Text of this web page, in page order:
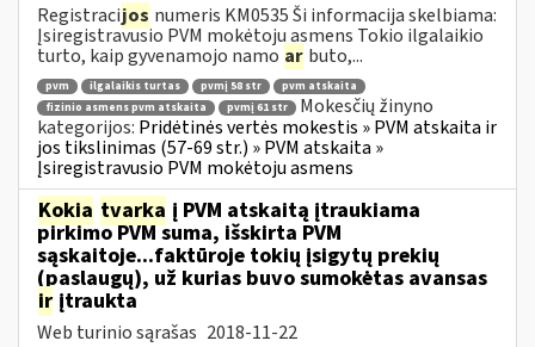
Registracijos numeris KM0535 Ši informacija skelbiama:
Įsiregistravusio PVM mokėtoju asmens Tokio ilgalaikio
turto, kaip gyvenamojo namo ar buto,...
pvm ilgalaikis turtas pvmį 58 str
pvm atskaita
fizinio asmens pvm atskaita
pvmį 61 str
Mokesčių žinyno
kategorijos: Pridėtinės vertės mokestis » PVM atskaita ir
jos tikslinimas (57-69 str.) » PVM atskaita »
Įsiregistravusio PVM mokėtoju asmens
Kokia tvarka į PVM atskaitą įtraukiama
pirkimo PVM suma, išskirta PVM
sąskaitoje...faktūroje tokių įsigytų prekių
(paslaugų), už kurias buvo sumokėtas avansas
ir įtraukta
Web turinio sąrašas 2018-11-22